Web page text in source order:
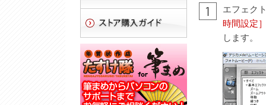
エフェク
時間設定
します。